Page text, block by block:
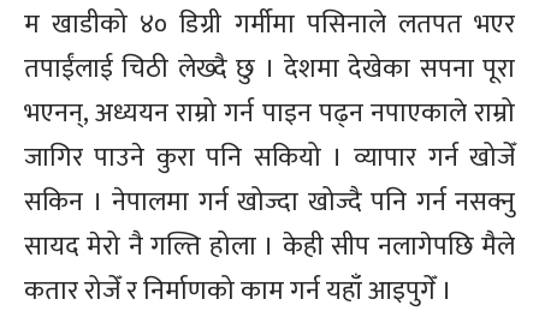
म खाडीको ४० डिग्री गर्मीमा पसिनाले लतपत भएर
तपाईंलाई चिठी लेख्दै छु । देशमा देखेका सपना पूरा
भएनन्, अध्ययन राम्रो गर्न पाइन पढ्न नपाएकाले राम्रो
जागिर पाउने कुरा पनि सकियो । व्यापार गर्न खोजेँ
सकिन । नेपालमा गर्न खोज्दा खोज्दै पनि गर्न नसक्नु
सायद मेरो नै गल्ति होला । केही सीप नलागेपछि मैले
कतार रोजेँ र निर्माणको काम गर्न यहाँ आइपुगेँ ।